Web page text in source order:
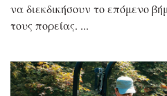
να διεκδικήσουν το επόμενο
τους πορείας.